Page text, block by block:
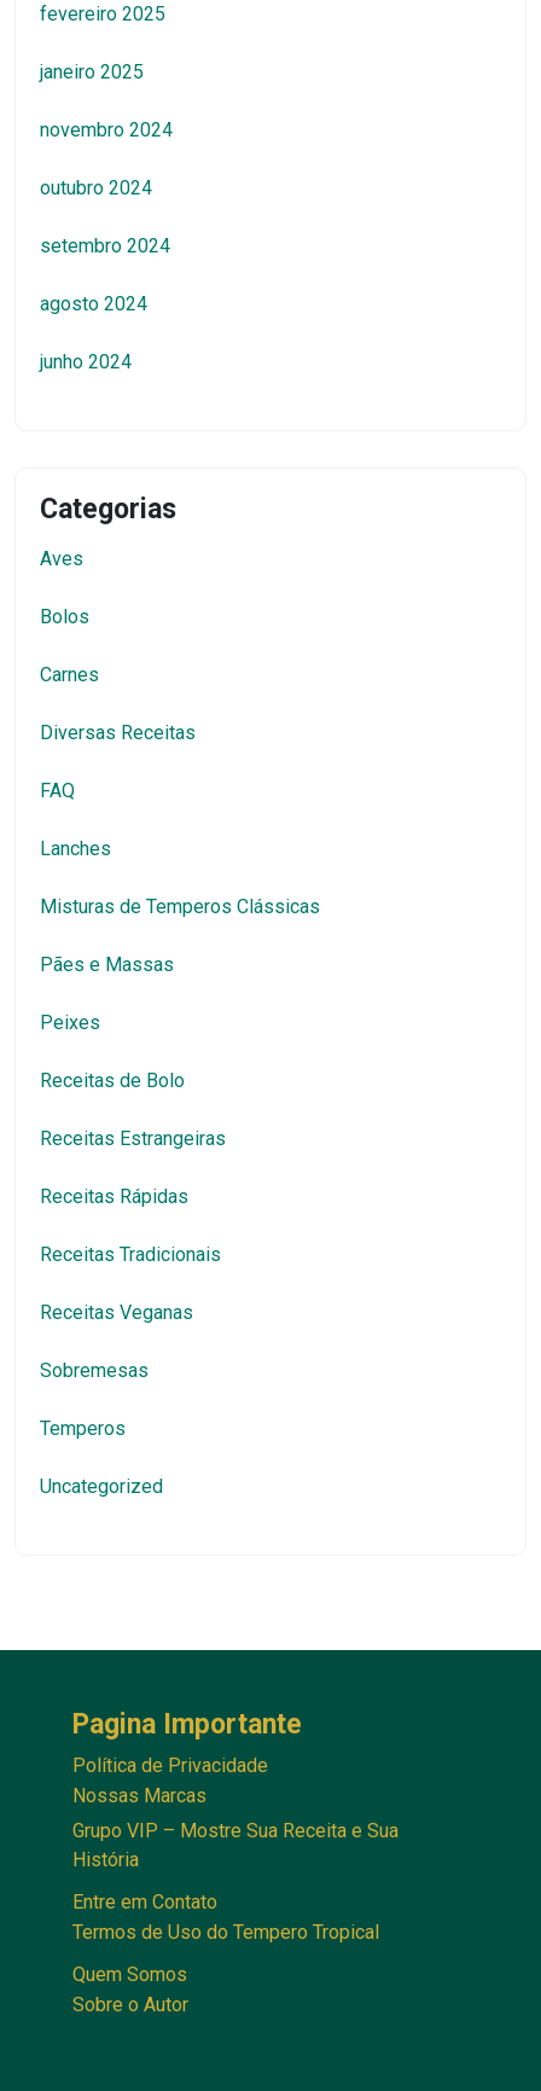
fevereiro 2025
janeiro 2025
novembro 2024
outubro 2024
setembro 2024
agosto 2024
junho 2024
Categorias
Aves
Bolos
Carnes
Diversas Receitas
FAQ
Lanches
Misturas de Temperos Clássicas
Pães e Massas
Peixes
Receitas de Bolo
Receitas Estrangeiras
Receitas Rápidas
Receitas Tradicionais
Receitas Veganas
Sobremesas
Temperos
Uncategorized
Pagina Importante
Política de Privacidade
Nossas Marcas
Grupo VIP – Mostre Sua Receita e Sua
História
Entre em Contato
Termos de Uso do Tempero Tropical
Quem Somos
Sobre o Autor